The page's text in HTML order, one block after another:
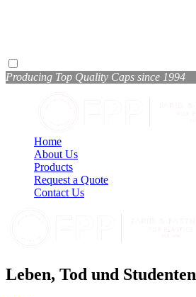
Producing Top Quality Caps since 1994
Home
About Us
Products
Request a Quote
Contact Us
Leben, Tod und Studenten